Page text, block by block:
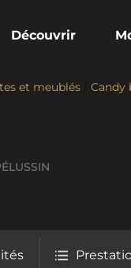
Découvrir
et meublés Candy